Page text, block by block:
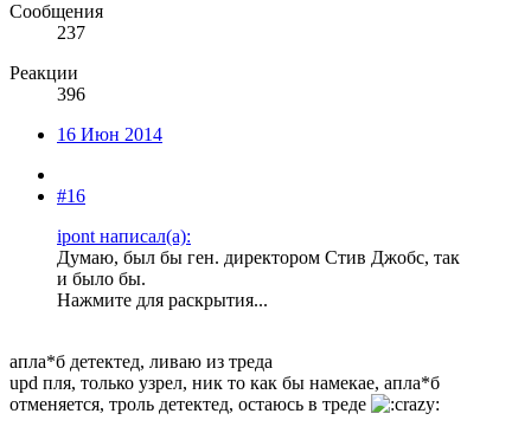
Сообщения
237
Реакции
396
16 Июн 2014
#16
ipont написал(а):
Думаю, был бы ген. директором Стив Джобс, так
и было бы.
Нажмите для раскрытия...
апла*б детектед, ливаю из треда
upd пля, только узрел, ник то как бы намекае, апла*б
отменяется, троль детектед, остаюсь в треде